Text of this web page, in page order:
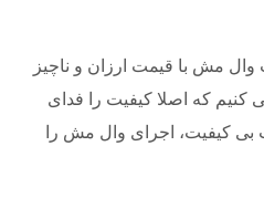
مش با قیمت ارزان و ناچیز
که اصلا کیفیت را فدای
کیفیت، اجرای وال مش را